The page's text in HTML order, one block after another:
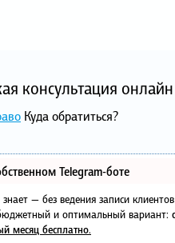
консультация
Куда обратиться?
Telegram-боте
знает — без ведения записи
и оптимальный вариант:
месяц бесплатно.